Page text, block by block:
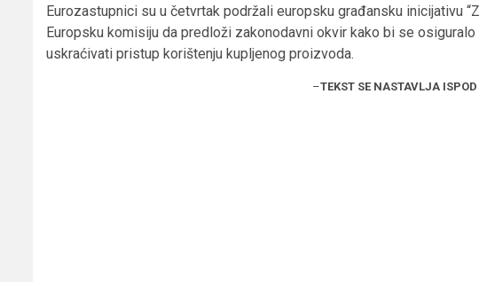
Eurozastupnici su u četvrtak podržali europsku građansku inicijativu
Europsku komisiju da predloži zakonodavni okvir kako bi se
uskraćivati pristup korištenju kupljenog proizvoda.
–TEKST SE NASTAVLJA